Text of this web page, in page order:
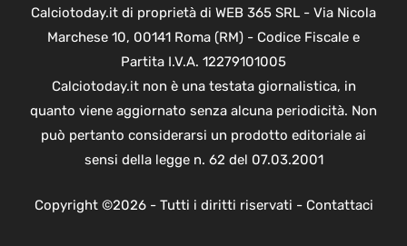
Calciotoday.it di proprietà di WEB 365 SRL - Via Nicola
Marchese 10, 00141 Roma (RM) - Codice Fiscale e
Partita I.V.A. 12279101005
Calciotoday.it non è una testata giornalistica, in
quanto viene aggiornato senza alcuna periodicità. Non
può pertanto considerarsi un prodotto editoriale ai
sensi della legge n. 62 del 07.03.2001
Copyright ©2026 - Tutti i diritti riservati - Contattaci